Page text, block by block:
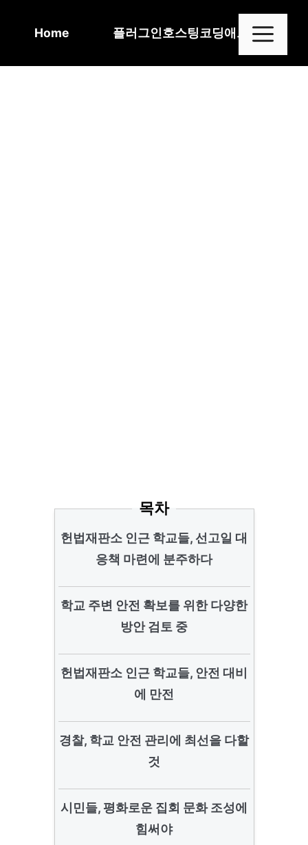
Home 플러그인호스팅코딩애드센스
목차
헌법재판소 인근 학교들, 선고일 대
응책 마련에 분주하다
학교 주변 안전 확보를 위한 다양한
방안 검토 중
헌법재판소 인근 학교들, 안전 대비
에 만전
경찰, 학교 안전 관리에 최선을 다할
것
시민들, 평화로운 집회 문화 조성에
힘써야